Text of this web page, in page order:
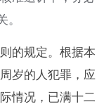
的规定。根据本
岁的人犯罪，应
情况，已满十二